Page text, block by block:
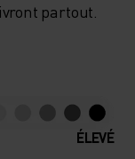
partout.
ÉLEVÉ